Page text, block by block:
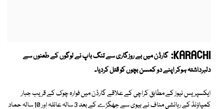
KARACHI: گارڈن میں بے روزگاری سے تنگ باپ نے لوگوں کے طعنوں سے
دلبرداشتہ ہوکر اپنے دو کمسن بچوں کو قتل کردیا۔
ایکسپریس نیوز کے مطابق کراچی کے علاقے گارڈن میں فوارہ چوک کے قریب جبار
کمپاؤنڈ کے رہائشی مناف نے بیوی سے جھگڑے کے بعد 3 سالہ عائلہ اور 10 سالہ حماد